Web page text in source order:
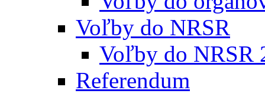
Voľby do NRSR
Voľby do NRSR
Referendum